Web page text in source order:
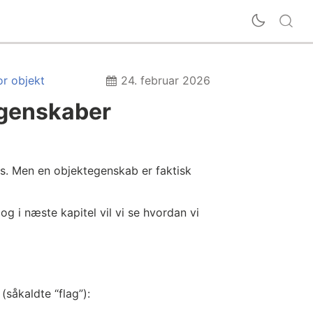
objekt 24. februar 2026
Men en objektegenskab er faktisk
i næste kapitel vil vi se hvordan vi
“flag”):